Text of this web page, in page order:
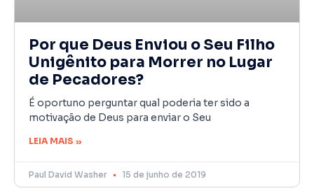
Por que Deus Enviou o Seu Filho
Unigênito para Morrer no Lugar
de Pecadores?
É oportuno perguntar qual poderia ter sido a
motivação de Deus para enviar o Seu
LEIA MAIS »
Paul David Washer 15 de junho de 2019